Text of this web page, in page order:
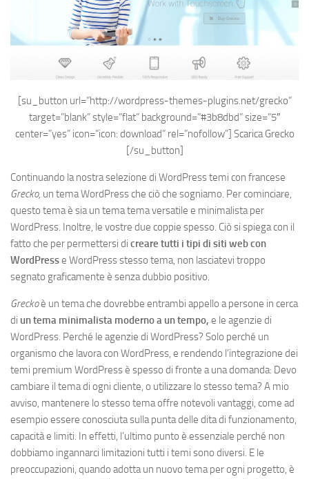
[su_button url=”http://wordpress-themes-plugins.net/grecko”
target=”blank” style=”flat” background=”#3b8dbd” size=”5″
center=”yes” icon=”icon: download” rel=”nofollow”] Scarica Grecko
[/su_button]
Continuando la nostra selezione di WordPress temi con francese
Grecko, un tema WordPress che ciò che sogniamo. Per cominciare,
questo tema è sia un tema tema versatile e minimalista per
WordPress. Inoltre, le vostre due coppie spesso. Ciò si spiega con il
fatto che per permettersi di creare tutti i tipi di siti web con
WordPresse WordPress stesso tema, non lasciatevi troppo
segnato graficamente è senza dubbio positivo.
Greckoè un tema che dovrebbe entrambi appello a persone in cerca
di un tema minimalista moderno a un tempo, e le agenzie di
WordPress. Perché le agenzie di WordPress? Solo perché un
organismo che lavora con WordPress, e rendendo l’integrazione dei
temi premium WordPress è spesso di fronte a una domanda: Devo
cambiare il tema di ogni cliente, o utilizzare lo stesso tema? A mio
avviso, mantenere lo stesso tema offre notevoli vantaggi, come ad
esempio essere conosciuta sulla punta delle dita di funzionamento,
capacità e limiti. In effetti, l’ultimo punto è essenziale perché non
dobbiamo ingannarci limitazioni tutti i temi sono diversi. E le
preoccupazioni, quando adotta un nuovo tema per ogni progetto, è